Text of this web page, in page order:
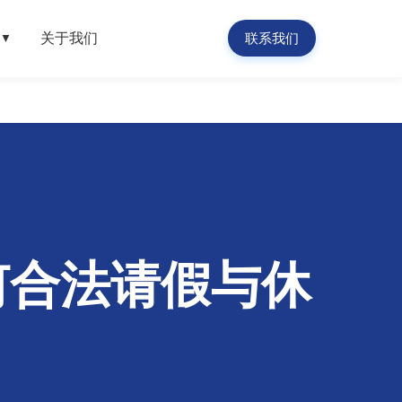
▼ 关于我们 联系我们
法请假与休